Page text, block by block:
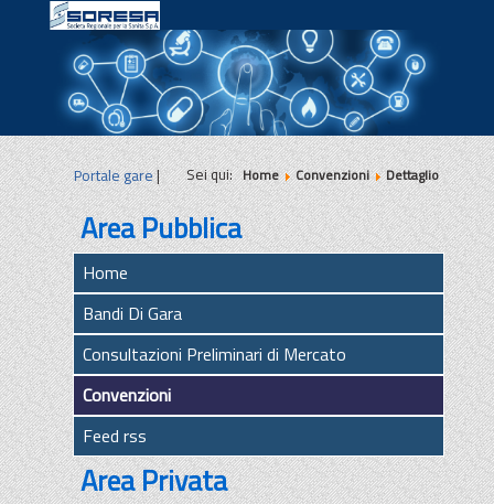
|||
Portale gare| Sei qui:Home Convenzioni Dettaglio
Area Pubblica
Home
Bandi Di Gara
Consultazioni Preliminari di Mercato
Convenzioni
Feed rss
Area Privata